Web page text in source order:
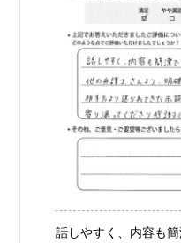
話しやすく、内容も